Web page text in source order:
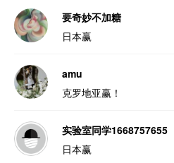
要奇妙不加糖
日本赢
amu
克罗地亚赢！
实验室同学1668757655
日本赢